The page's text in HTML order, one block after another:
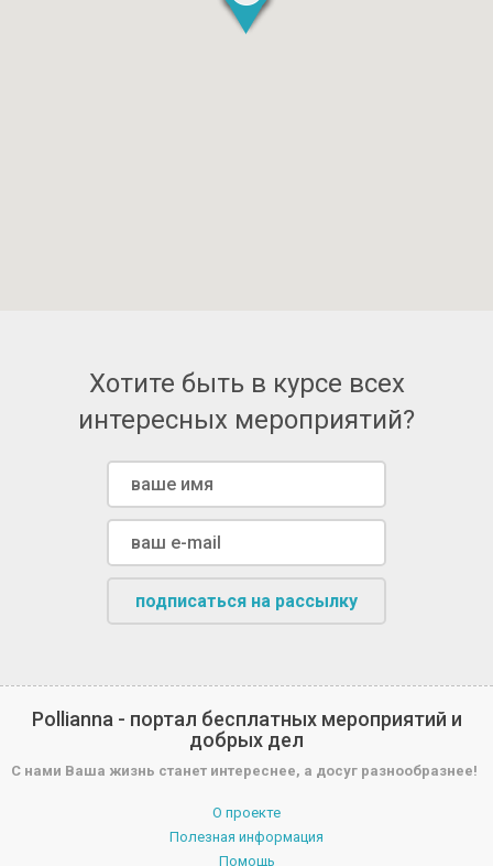
Хотите быть в курсе всех
интересных мероприятий?
подписаться на рассылку
Pollianna - портал бесплатных мероприятий и
добрых дел
С нами Ваша жизнь станет интереснее, а досуг разнообразнее!
О проекте
Полезная информация
Помощь